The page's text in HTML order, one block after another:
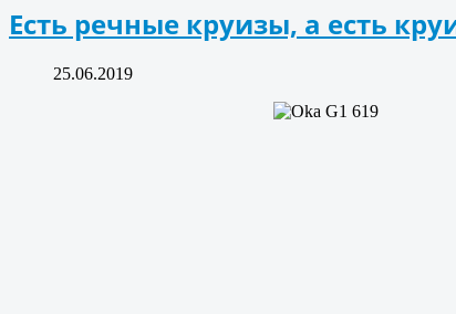
Есть речные круизы, а есть
25.06.2019